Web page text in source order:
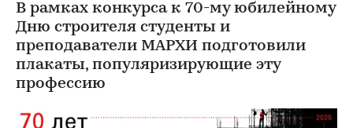
В рамках конкурса к 70-му юбилейному
Дню строителя студенты и
преподаватели МАРХИ подготовили
плакаты, популяризирующие эту
профессию